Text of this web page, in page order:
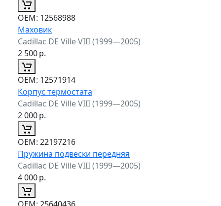
ОЕМ: 12568988
Маховик
Cadillac DE Ville VIII (1999—2005)
2 500р.
ОЕМ: 12571914
Корпус термостата
Cadillac DE Ville VIII (1999—2005)
2 000р.
ОЕМ: 22197216
Пружина подвески передняя
Cadillac DE Ville VIII (1999—2005)
4 000р.